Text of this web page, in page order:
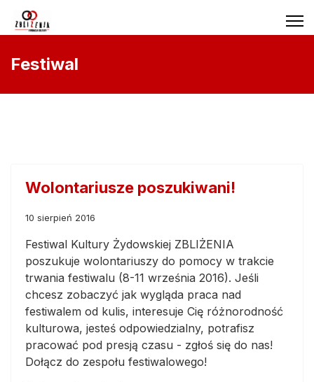
Festiwal
Wolontariusze poszukiwani!
10 sierpień 2016
Festiwal Kultury Żydowskiej ZBLIŻENIA
poszukuje wolontariuszy do pomocy w trakcie
trwania festiwalu (8-11 września 2016). Jeśli
chcesz zobaczyć jak wygląda praca nad
festiwalem od kulis, interesuje Cię różnorodność
kulturowa, jesteś odpowiedzialny, potrafisz
pracować pod presją czasu - zgłoś się do nas!
Dołącz do zespołu festiwalowego!